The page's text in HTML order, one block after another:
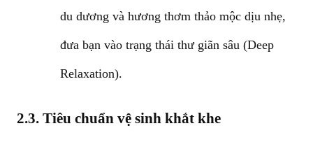
du dương và hương thơm thảo mộc dịu nhẹ,
đưa bạn vào trạng thái thư giãn sâu (Deep
Relaxation).
2.3. Tiêu chuẩn vệ sinh khắt khe